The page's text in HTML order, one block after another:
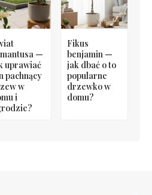
—
uprawiać
pachnący
w
i
Fikus
benjamin —
jak dbać o to
popularne
drzewko w
domu?